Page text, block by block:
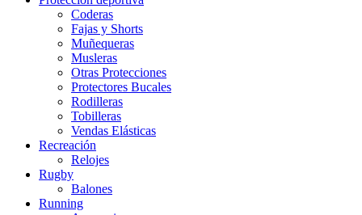
Coderas
Fajas y Shorts
Muñequeras
Musleras
Otras Protecciones
Protectores Bucales
Rodilleras
Tobilleras
Vendas Elásticas
Recreación
Relojes
Rugby
Balones
Running